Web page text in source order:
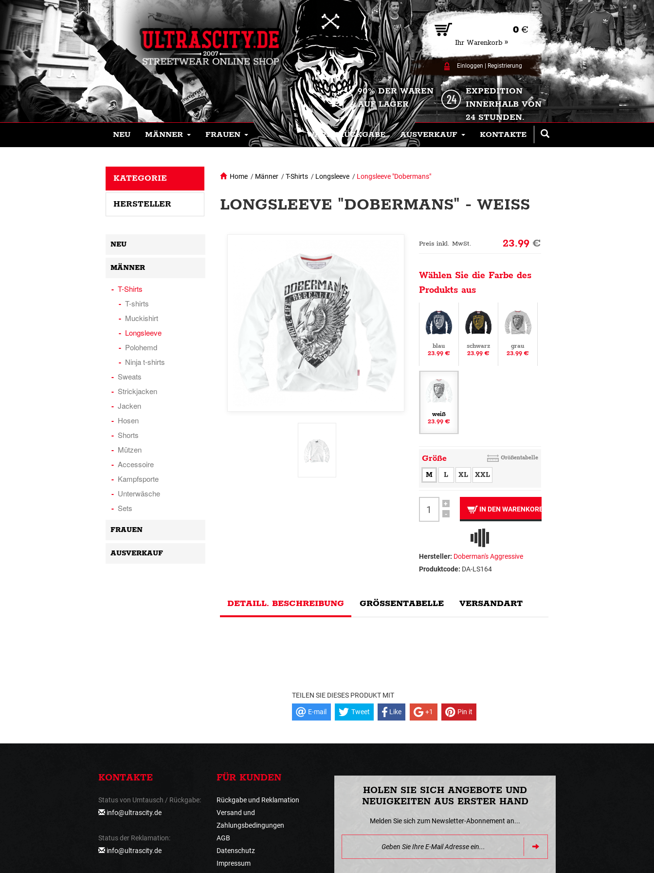
0 €
Ihr Warenkorb »
Einloggen Registrierung
90% DER WAREN
AUF LAGER
EXPEDITION
INNERHALB VON
24 STUNDEN.
NEU MÄNNER FRAUEN WARENRÜCKGABE AUSVERKAUF KONTAKTE
Home / Männer /T-Shirts / Longsleeve / Longsleeve "Dobermans"
LONGSLEEVE "DOBERMANS" - WEISS
Preis inkl. MwSt. 23.99€
Wählen Sie die Farbe des
Produkts aus
blau
23.99 €
schwarz
23.99 €
grau
23.99 €
weiß
23.99 €
Größe Größentabelle
M L XL XXL
+
-
IN DEN WARENKORB
Hersteller: Doberman's Aggressive
Produktcode: DA-LS164
DETAILL. BESCHREIBUNG GRÖSSENTABELLE VERSANDART
TEILEN SIE DIESES PRODUKT MIT
E-mail Tweet Like +1 Pin it
KATEGORIE
HERSTELLER
NEU
MÄNNER
T-Shirts
T-shirts
Muckishirt
Longsleeve
Polohemd
Ninja t-shirts
Sweats
Strickjacken
Jacken
Hosen
Shorts
Mützen
Accessoire
Kampfsporte
Unterwäsche
Sets
FRAUEN
AUSVERKAUF
KONTAKTE
Status von Umtausch / Rückgabe:
info@ultrascity.de
Status der Reklamation:
info@ultrascity.de
FÜR KUNDEN
Rückgabe und Reklamation
Versand und
Zahlungsbedingungen
AGB
Datenschutz
Impressum
HOLEN SIE SICH ANGEBOTE UND
NEUIGKEITEN AUS ERSTER HAND
Melden Sie sich zum Newsletter-Abonnement an...